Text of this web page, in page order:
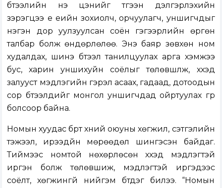
бүтээлийн үнэ цэнийг түгээн дэлгэрүүлэхийн
зэрэгцээ үе үеийн зохиолч, орчуулагч, уншигчдыг
нэгэн дор уулзуулсан соён гэгээрлийн өргөн
талбар болж өндөрлөлөө. Энэ баяр зөвхөн ном
худалдах, шинэ бүтээл танилцуулах арга хэмжээ
бус, харин уншихуйн соёлыг төлөвшүүлж, хүүхэд
залууст мэдлэгийн гэрэл асаах, гадаад, дотоодын
сор бүтээлүүдийг монгол уншигчдад ойртуулах гүүр
болсоор байна.
Номын хуудас бүрт хүний оюуны хөгжил, сэтгэлийн
тэжээл, ирээдүйн мөрөөдөл шингэсэн байдаг.
Тиймээс номтой нөхөрлөсөн хүүхэд мэдлэгтэй
иргэн болж төлөвшиж, мэдлэгтэй иргэдээс
соёлт, хөгжингүй нийгэм бүтдэг билээ. “Номын